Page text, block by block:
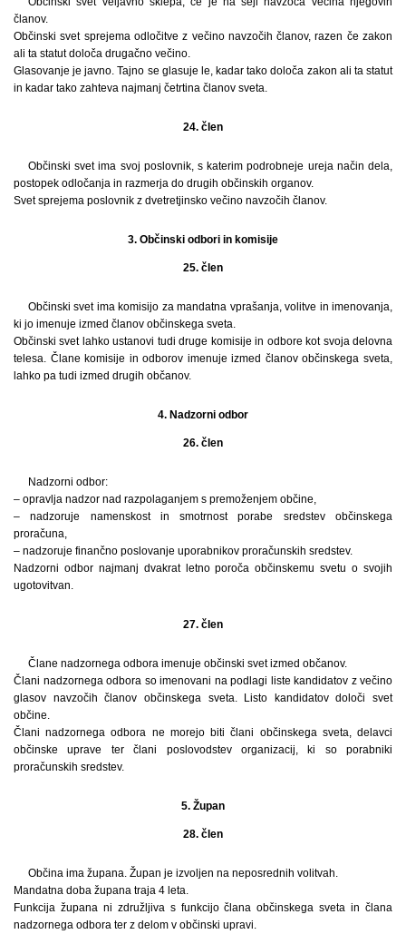
članov.
Občinski svet sprejema odločitve z večino navzočih članov, razen če zakon
ali ta statut določa drugačno večino.
Glasovanje je javno. Tajno se glasuje le, kadar tako določa zakon ali ta statut
in kadar tako zahteva najmanj četrtina članov sveta.
24. člen
Občinski svet ima svoj poslovnik, s katerim podrobneje ureja način dela,
postopek odločanja in razmerja do drugih občinskih organov.
Svet sprejema poslovnik z dvetretjinsko večino navzočih članov.
3. Občinski odbori in komisije
25. člen
Občinski svet ima komisijo za mandatna vprašanja, volitve in imenovanja,
ki jo imenuje izmed članov občinskega sveta.
Občinski svet lahko ustanovi tudi druge komisije in odbore kot svoja delovna
telesa. Člane komisije in odborov imenuje izmed članov občinskega sveta,
lahko pa tudi izmed drugih občanov.
4. Nadzorni odbor
26. člen
Nadzorni odbor:
– opravlja nadzor nad razpolaganjem s premoženjem občine,
– nadzoruje namenskost in smotrnost porabe sredstev občinskega
proračuna,
– nadzoruje finančno poslovanje uporabnikov proračunskih sredstev.
Nadzorni odbor najmanj dvakrat letno poroča občinskemu svetu o svojih
ugotovitvan.
27. člen
Člane nadzornega odbora imenuje občinski svet izmed občanov.
Člani nadzornega odbora so imenovani na podlagi liste kandidatov z večino
glasov navzočih članov občinskega sveta. Listo kandidatov določi svet
občine.
Člani nadzornega odbora ne morejo biti člani občinskega sveta, delavci
občinske uprave ter člani poslovodstev organizacij, ki so porabniki
proračunskih sredstev.
5. Župan
28. člen
Občina ima župana. Župan je izvoljen na neposrednih volitvah.
Mandatna doba župana traja 4 leta.
Funkcija župana ni združljiva s funkcijo člana občinskega sveta in člana
nadzornega odbora ter z delom v občinski upravi.